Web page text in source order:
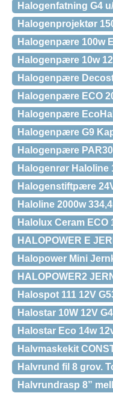
Halogenfatning G4
Halogenprojektør
Halogenpære 100w
Halogenpære 10w
Halogenpære
Halogenpære ECO
Halogenpære
Halogenpære G9
Halogenpære
Halogenrør Haloline
Halogenstiftpære
Haloline 2000w
Halolux Ceram ECO
HALOPOWER E
Halopower Mini
HALOPOWER2
Halospot 111 12V
Halostar 10W 12V
Halostar Eco 14w
Halvmaskekit
Halvrund fil 8 grov.
Halvrundrasp 8”